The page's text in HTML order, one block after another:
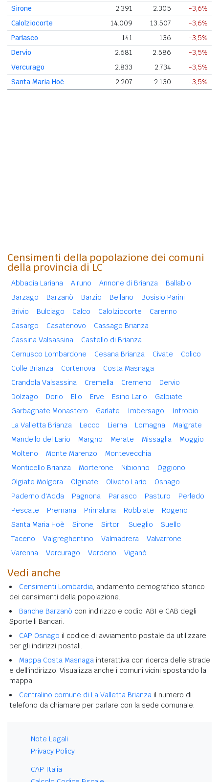
Sirone
2.391 2.305
-3,6%
Calolziocorte
14.009 13.507
-3,6%
Parlasco
141 136
-3,5%
Dervio
2.681 2.586
-3,5%
Vercurago
2.833 2.734
-3,5%
Santa Maria Hoè
2.207 2.130 -3,5%
Censimenti della popolazione dei comuni
della provincia di LC
Abbadia Lariana Airuno Annone di Brianza
Ballabio
Barzago
Barzanò Barzio Bellano
Bosisio Parini
Brivio
Bulciago Calco Calolziocorte
Carenno
Casargo
Casatenovo
Cassago Brianza
Cassina Valsassina
Castello di Brianza
Cernusco Lombardone
Cesana Brianza Civate
Colico
Colle Brianza
Cortenova
Costa Masnaga
Crandola Valsassina
Cremella Cremeno
Dervio
Dolzago
Dorio Ello Erve Esino Lario
Galbiate
Garbagnate Monastero
Garlate Imbersago
Introbio
La Valletta Brianza
Lecco Lierna Lomagna
Malgrate
Mandello del Lario
Margno Merate Missaglia
Moggio
Molteno
Monte Marenzo
Montevecchia
Monticello Brianza
Morterone Nibionno
Oggiono
Olgiate Molgora
Olginate Oliveto Lario
Osnago
Paderno d'Adda
Pagnona Parlasco Pasturo
Perledo
Pescate
Premana Primaluna Robbiate
Rogeno
Santa Maria Hoè
Sirone Sirtori Sueglio
Suello
Taceno
Valgreghentino Valmadrera
Valvarrone
Varenna
Vercurago Verderio Viganò
Vedi anche
Censimenti Lombardia, andamento demografico storico
dei censimenti della popolazione.
Banche Barzanò con indirizzo e codici ABI e CAB degli
Sportelli Bancari.
CAP Osnago il codice di avviamento postale da utilizzare
per gli indirizzi postali.
Mappa Costa Masnaga interattiva con ricerca delle strade
e dell'indirizzo. Visualizza anche i comuni vicini spostando la
mappa.
Centralino comune di La Valletta Brianza il numero di
telefono da chiamare per parlare con la sede comunale.
Note Legali
Privacy Policy
CAP Italia